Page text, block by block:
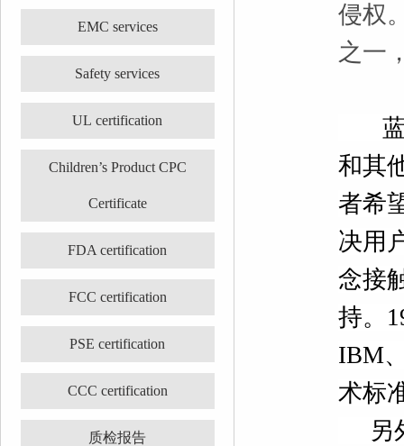
EMC services
Safety services
UL certification
Children’s Product CPC
Certificate
FDA certification
FCC certification
PSE certification
CCC certification
质检报告
侵权
之一
蓝
和其
者希
决用
念接
持。
IBM
术标
另